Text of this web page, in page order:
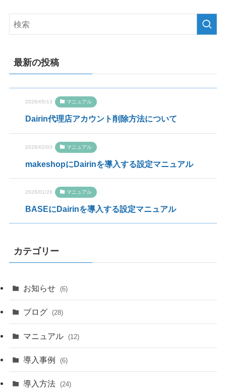
最新の投稿
2026/05/13 マニュアル
Dairin代理店アカウント削除方法について
2026/02/03 マニュアル
makeshopにDairinを導入する設定マニュアル
2026/01/28 マニュアル
BASEにDairinを導入する設定マニュアル
カテゴリー
お知らせ (6)
ブログ (28)
マニュアル (12)
導入事例 (6)
導入方法 (24)